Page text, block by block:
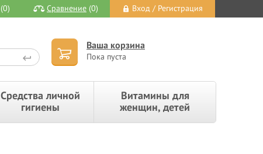
(0) Сравнение (0) Вход / Регистрация
Ваша корзина
Пока пуста
Средства личной
гигиены
Витамины для
женщин, детей